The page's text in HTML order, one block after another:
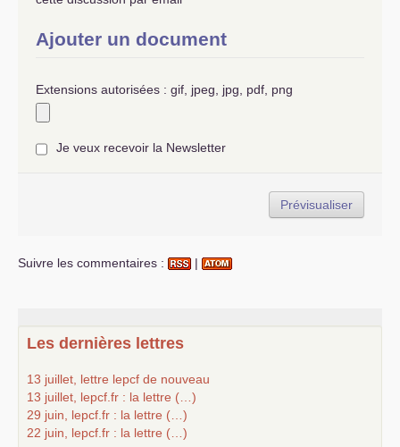
Ajouter un document
Extensions autorisées : gif, jpeg, jpg, pdf, png
Je veux recevoir la Newsletter
Suivre les commentaires : |
Les dernières lettres
13 juillet, lettre lepcf de nouveau
13 juillet, lepcf.fr : la lettre (…)
29 juin, lepcf.fr : la lettre (…)
22 juin, lepcf.fr : la lettre (…)